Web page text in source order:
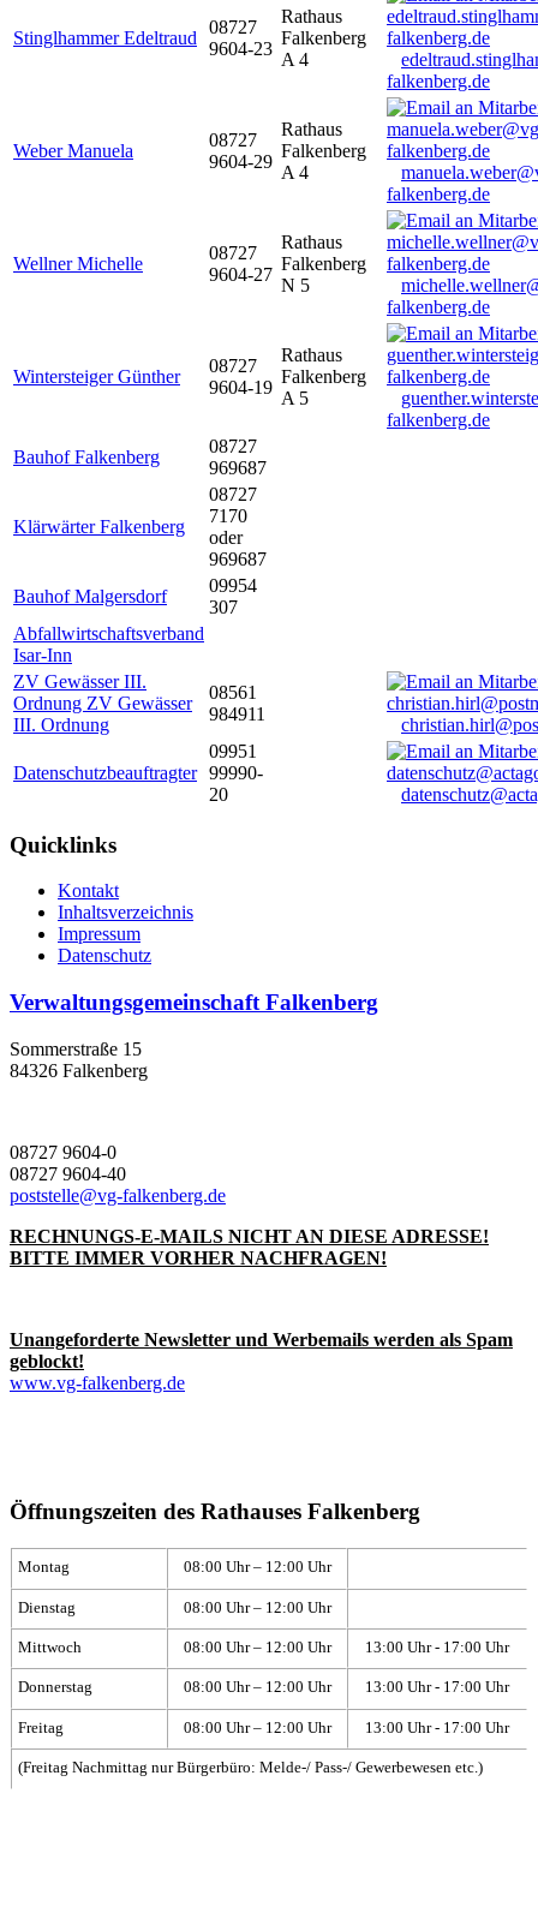
Stinglhammer Edeltraud
08727
9604-23
Rathaus
Falkenberg
A 4
falkenberg.de
Weber Manuela
08727
9604-29
Rathaus
Falkenberg
A 4
falkenberg.de
Wellner Michelle
08727
9604-27
Rathaus
Falkenberg
N 5
falkenberg.de
Wintersteiger Günther
08727
9604-19
Rathaus
Falkenberg
A 5
falkenberg.de
Bauhof Falkenberg
08727
969687
Klärwärter Falkenberg
08727
7170
oder
969687
Bauhof Malgersdorf
09954
307
Abfallwirtschaftsverband
Isar-Inn
ZV Gewässer III.
Ordnung ZV Gewässer
III. Ordnung
08561
984911
Datenschutzbeauftragter
09951
99990-
20
Quicklinks
Kontakt
Inhaltsverzeichnis
Impressum
Datenschutz
Verwaltungsgemeinschaft Falkenberg
Sommerstraße 15
84326 Falkenberg
08727 9604-0
08727 9604-40
poststelle@vg-falkenberg.de
RECHNUNGS-E-MAILS NICHT AN DIESE ADRESSE!
BITTE IMMER VORHER NACHFRAGEN!
Unangeforderte Newsletter und Werbemails werden als Spam
geblockt!
www.vg-falkenberg.de
Öffnungszeiten des Rathauses Falkenberg
Montag 08:00 Uhr – 12:00 Uhr
Dienstag 08:00 Uhr – 12:00 Uhr
Mittwoch 08:00 Uhr – 12:00 Uhr 13:00 Uhr - 17:00 Uhr
Donnerstag 08:00 Uhr – 12:00 Uhr 13:00 Uhr - 17:00 Uhr
Freitag 08:00 Uhr – 12:00 Uhr 13:00 Uhr - 17:00 Uhr
(Freitag Nachmittag nur Bürgerbüro: Melde-/ Pass-/ Gewerbewesen etc.)